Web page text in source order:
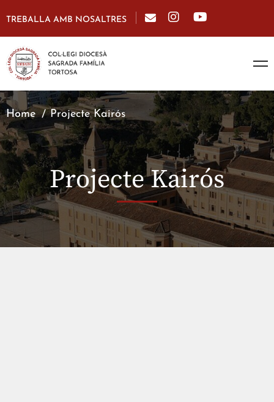
TREBALLA AMB NOSALTRES
Home Projecte Kairós
Projecte Kairós